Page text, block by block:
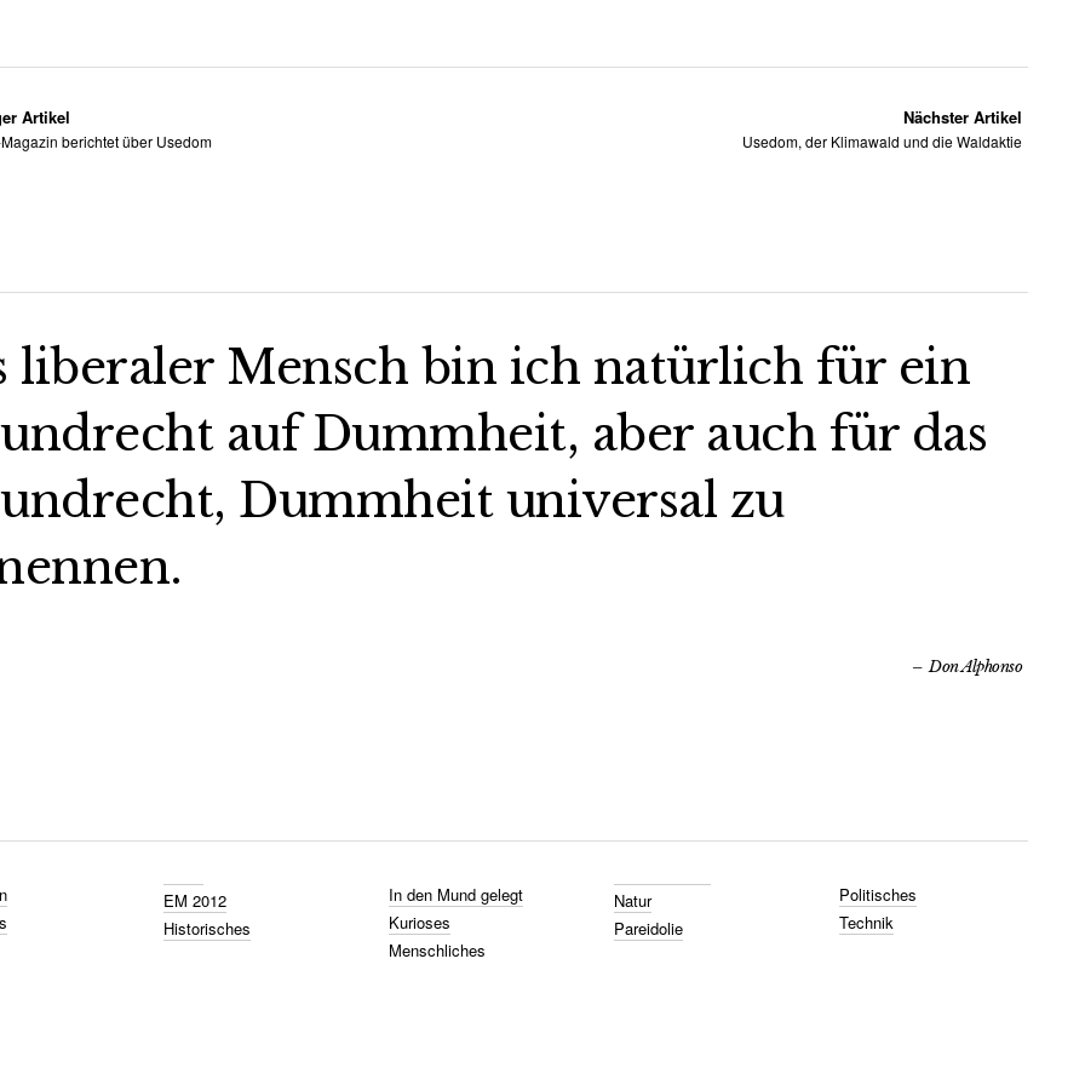
Artikel
berichtet über Usedom
Nächster Artikel
Usedom, der Klimawald und die Waldaktie
liberaler Mensch bin ich natürlich für ein
auf Dummheit, aber auch für das
Dummheit universal zu
Don Alphonso
EM 2012
Historisches
In den Mund gelegt
Kurioses
Menschliches
Natur
Pareidolie
Politisches
Technik